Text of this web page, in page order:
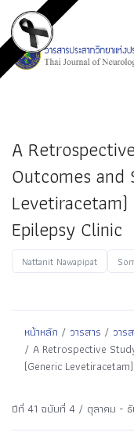
A
Outcomes
Epilepsy Clinic
Nattanit Nawapipat
หน้าหลัก / วารสาร / วาร
/ A Retrospective
(Generic
ปีที่ 41 ฉบับที่ 4 / ตุลาคม -